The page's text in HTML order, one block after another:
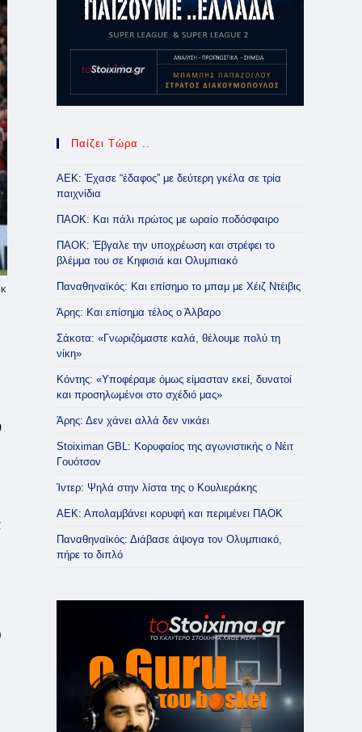
Παίζει Τώρα ..
ΑΕΚ: Έχασε “έδαφος” με δεύτερη γκέλα σε τρία
παιχνίδια
ΠΑΟΚ: Και πάλι πρώτος με ωραίο ποδόσφαιρο
ΠΑΟΚ: Έβγαλε την υποχρέωση και στρέφει το
βλέμμα του σε Κηφισιά και Ολυμπιακό
Παναθηναϊκός: Και επίσημο το μπαμ με Χέιζ Ντέιβις
Άρης: Και επίσημα τέλος ο Άλβαρο
Σάκοτα: «Γνωριζόμαστε καλά, θέλουμε πολύ τη
νίκη»
Κόντης: «Υποφέραμε όμως είμασταν εκεί, δυνατοί
και προσηλωμένοι στο σχέδιό μας»
Άρης: Δεν χάνει αλλά δεν νικάει
Stoiximan GBL: Κορυφαίος της αγωνιστικής ο Νέιτ
Γουότσον
Ίντερ: Ψηλά στην λίστα της ο Κουλιεράκης
ΑΕΚ: Απολαμβάνει κορυφή και περιμένει ΠΑΟΚ
Παναθηναϊκός: Διάβασε άψογα τον Ολυμπιακό,
πήρε το διπλό